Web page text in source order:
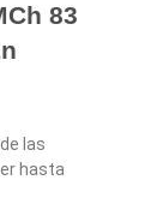
83
las
hasta